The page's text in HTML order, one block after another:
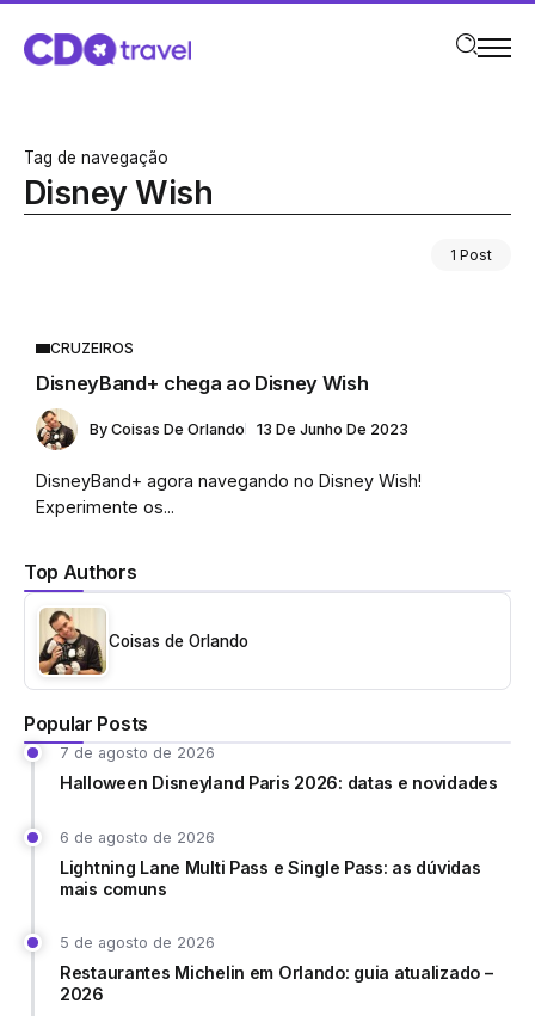
Tag de navegação
Disney Wish
1 Post
Top Authors
Coisas de Orlando
Popular Posts
7 de agosto de 2026
Halloween Disneyland Paris 2026: datas e novidades
6 de agosto de 2026
Lightning Lane Multi Pass e Single Pass: as dúvidas
mais comuns
5 de agosto de 2026
Restaurantes Michelin em Orlando: guia atualizado –
2026
CRUZEIROS
DisneyBand+ chega ao Disney Wish
By Coisas De Orlando 13 De Junho De 2023
DisneyBand+ agora navegando no Disney Wish!
Experimente os...